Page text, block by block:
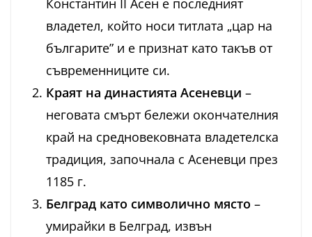
владетел, който носи титлата „цар на
българите” и е признат като такъв от
съвременниците си.
Краят на династията Асеневци –
неговата смърт бележи окончателния
край на средновековната владетелска
традиция, започнала с Асеневци през
1185 г.
Белград като символично място –
умирайки в Белград, извън